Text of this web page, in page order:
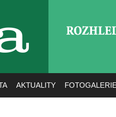
AKTUALITY